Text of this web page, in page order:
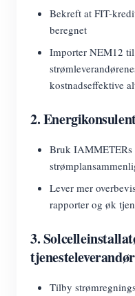
Bekreft at FIT-
beregnet
Importer NEM12 til
kostnadseffektive
2.
Bruk IAMMETERs
Lever mer
rapporter og øk
3.
Tilby